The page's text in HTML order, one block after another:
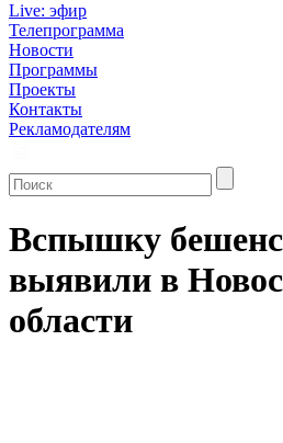
Live: эфир
Телепрограмма
Новости
Программы
Проекты
Контакты
Рекламодателям
Вспышку
выявили в
области